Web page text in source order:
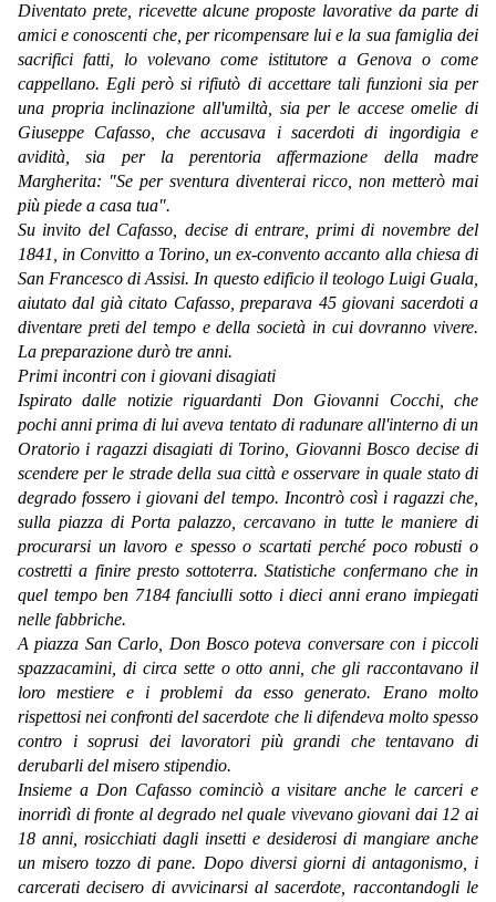
Diventato prete, ricevette alcune proposte lavorative da parte di
amici e conoscenti che, per ricompensare lui e la sua famiglia dei
sacrifici fatti, lo volevano come istitutore a Genova o come
cappellano. Egli però si rifiutò di accettare tali funzioni sia per
una propria inclinazione all'umiltà, sia per le accese omelie di
Giuseppe Cafasso, che accusava i sacerdoti di ingordigia e
avidità, sia per la perentoria affermazione della madre
Margherita: "Se per sventura diventerai ricco, non metterò mai
più piede a ca­sa tua".
Su invito del Cafasso, decise di entrare, primi di novembre del
1841, in Convitto a Torino, un ex-convento accanto alla chiesa di
San Francesco di Assisi. In questo edificio il teologo Luigi Guala,
aiutato dal già citato Cafasso, preparava 45 giovani sacerdoti a
diventare preti del tempo e della società in cui dovranno vivere.
La preparazione durò tre anni.
Primi incontri con i giovani disagiati
Ispirato dalle notizie riguardanti Don Giovanni Cocchi, che
pochi anni prima di lui aveva tentato di radunare all'interno di un
Oratorio i ragazzi disagiati di Torino, Giovanni Bosco decise di
scendere per le strade della sua città e osservare in quale stato di
degrado fossero i giovani del tempo. Incontrò così i ragazzi che,
sulla piazza di Porta palazzo, cercavano in tutte le maniere di
procurarsi un lavoro e spesso o scartati perché poco robusti o
costretti a finire presto sottoterra. Statistiche confermano che in
quel tempo ben 7184 fanciulli sotto i dieci anni erano impiegati
nelle fabbriche.
A piazza San Carlo, Don Bosco poteva conversare con i piccoli
spazzacamini, di circa sette o otto anni, che gli raccontavano il
loro mestiere e i problemi da esso generato. Erano molto
rispettosi nei confronti del sacerdote che li difendeva molto spesso
contro i soprusi dei lavoratori più grandi che tentavano di
derubarli del misero stipendio.
Insieme a Don Cafasso cominciò a visitare anche le carceri e
inorridì di fronte al degrado nel quale vivevano giovani dai 12 ai
18 anni, rosicchiati dagli insetti e desiderosi di mangiare anche
un misero tozzo di pane. Dopo diversi giorni di antagonismo, i
carcerati decisero di avvicinarsi al sacerdote, raccontandogli le